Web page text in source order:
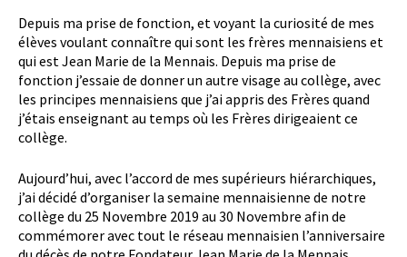
Depuis ma prise de fonction, et voyant la curiosité de mes
élèves voulant connaître qui sont les frères mennaisiens et
qui est Jean Marie de la Mennais. Depuis ma prise de
fonction j’essaie de donner un autre visage au collège, avec
les principes mennaisiens que j’ai appris des Frères quand
j’étais enseignant au temps où les Frères dirigeaient ce
collège.
Aujourd’hui, avec l’accord de mes supérieurs hiérarchiques,
j’ai décidé d’organiser la semaine mennaisienne de notre
collège du 25 Novembre 2019 au 30 Novembre afin de
commémorer avec tout le réseau mennaisien l’anniversaire